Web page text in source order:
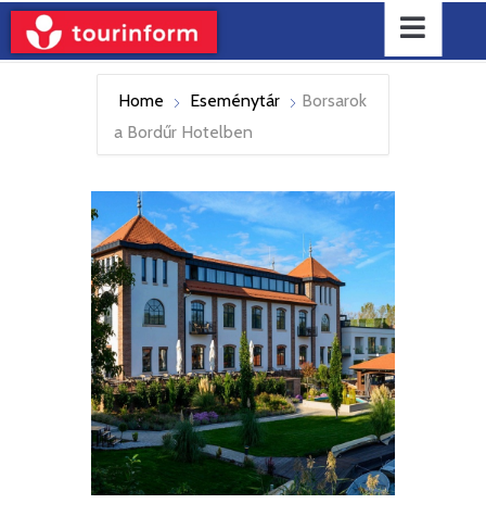
Home Eseménytár
Borsarok
a Bordűr Hotelben